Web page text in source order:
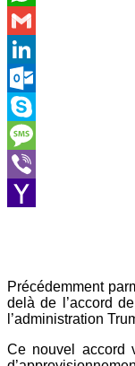
WhatsApp
Gmail
LinkedIn
Outlook.com
Skype
Message
Viber
Précédemment
delà de l’accord
l’administration
Ce nouvel accord